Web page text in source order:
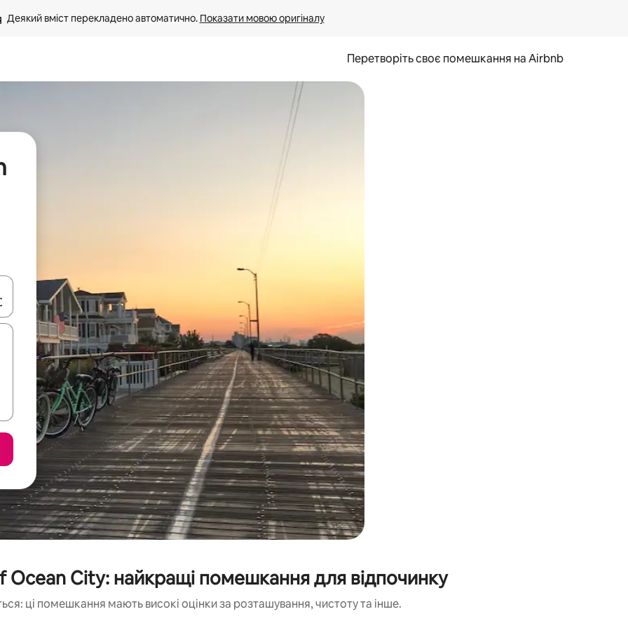
Деякий вміст перекладено автоматично. Показати мовою оригіналу
Перетворіть своє помешкання на Airbnb
навігації сторінкою клавіші зі стрілками вгору та вниз або жести дотику та гортання.
Ocean City: найкращі помешкання для відпочинку
ці помешкання мають високі оцінки за розташування, чистоту та інше.